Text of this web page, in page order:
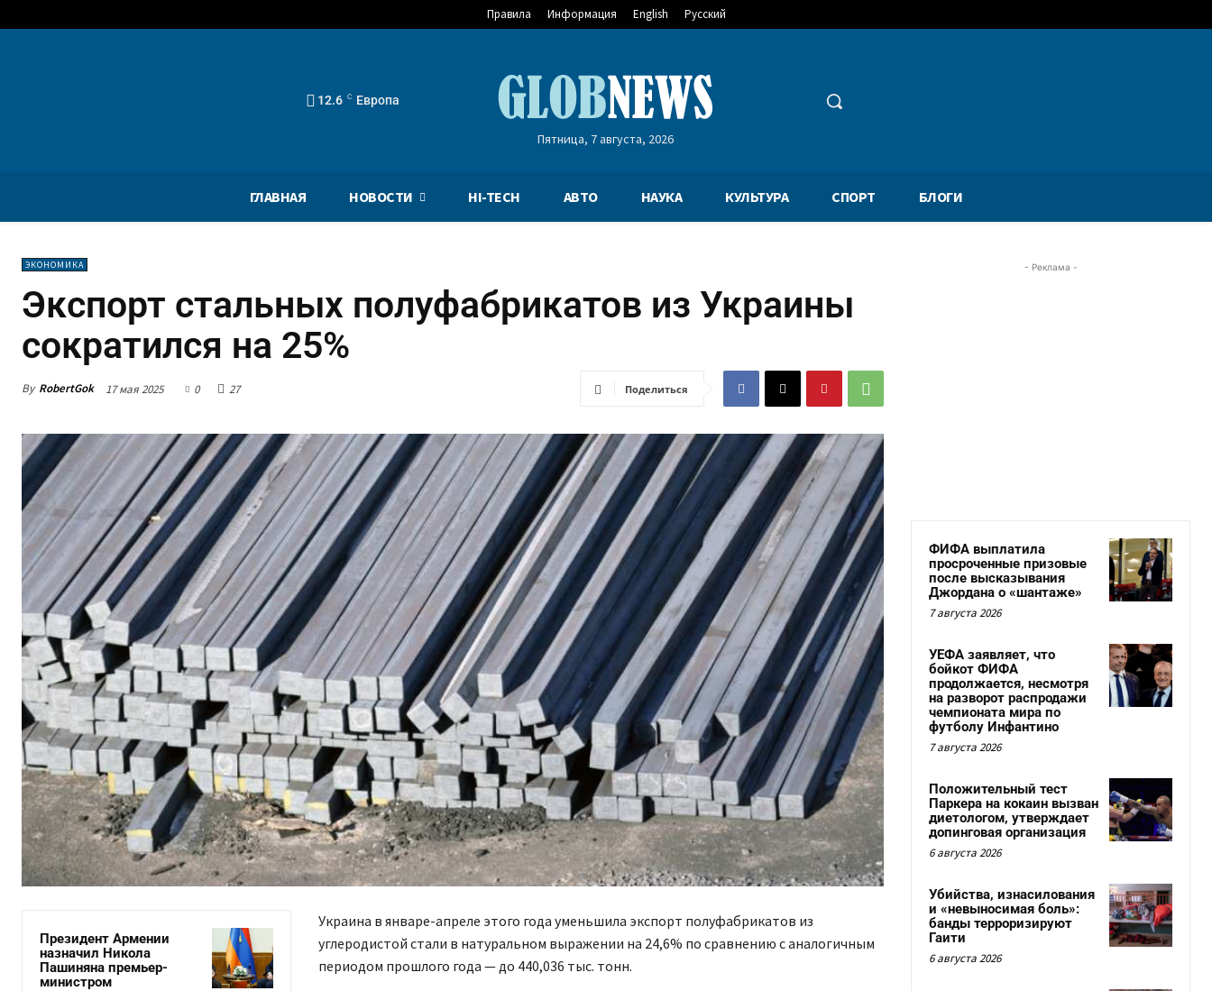
Правила Информация English Русский
12.6 C Европа
Пятница, 7 августа, 2026
ГЛАВНАЯ НОВОСТИ HI-TECH АВТО НАУКА КУЛЬТУРА СПОРТ БЛОГИ
ЭКОНОМИКА
Экспорт стальных полуфабрикатов из Украины
сократился на 25%
By RobertGok 17 мая 2025 0 27 Поделиться
Президент Армении
назначил Никола
Пашиняна премьер-
министром
Украина в январе-апреле этого года уменьшила экспорт полуфабрикатов из
углеродистой стали в натуральном выражении на 24,6% по сравнению с аналогичным
периодом прошлого года — до 440,036 тыс. тонн.
- Реклама -
ФИФА выплатила
просроченные призовые
после высказывания
Джордана о «шантаже»
7 августа 2026
УЕФА заявляет, что
бойкот ФИФА
продолжается, несмотря
на разворот распродажи
чемпионата мира по
футболу Инфантино
7 августа 2026
Положительный тест
Паркера на кокаин вызван
диетологом, утверждает
допинговая организация
6 августа 2026
Убийства, изнасилования
и «невыносимая боль»:
банды терроризируют
Гаити
6 августа 2026